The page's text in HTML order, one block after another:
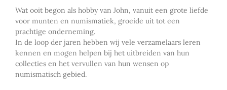
Wat ooit begon als hobby van John, vanuit een grote liefde
voor munten en numismatiek, groeide uit tot een
prachtige onderneming.
In de loop der jaren hebben wij vele verzamelaars leren
kennen en mogen helpen bij het uitbreiden van hun
collecties en het vervullen van hun wensen op
numismatisch gebied.